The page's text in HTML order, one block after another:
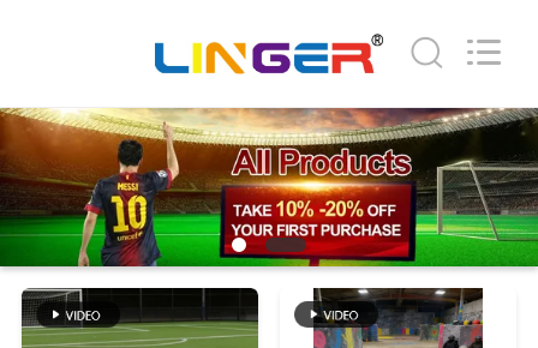
บ้าน
สินค้า
เกี่ยว
Ltd..
Reserved.